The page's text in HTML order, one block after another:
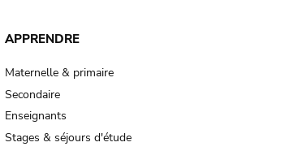
APPRENDRE
Maternelle & primaire
Secondaire
Enseignants
Stages & séjours d'étude